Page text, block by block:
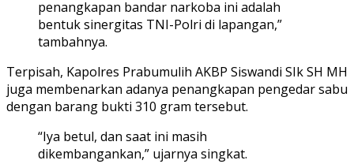
penangkapan bandar narkoba ini adalah
bentuk sinergitas TNI-Polri di lapangan,”
tambahnya.
Terpisah, Kapolres Prabumulih AKBP Siswandi SIk SH MH
juga membenarkan adanya penangkapan pengedar sabu
dengan barang bukti 310 gram tersebut.
“Iya betul, dan saat ini masih
dikembangankan,” ujarnya singkat.